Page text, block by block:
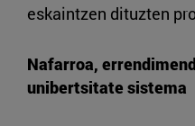
eskaintzen dituzten
Nafarroa,
unibertsitate sistema